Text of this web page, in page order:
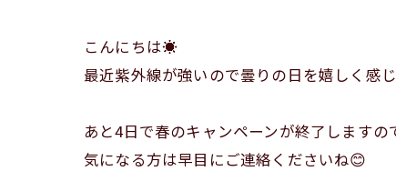
こんにちは☀️
最近紫外線が強いので曇りの日を嬉しく感
あと4日で春のキャンペーンが終了しますの
気になる方は早目にご連絡くださいね😊